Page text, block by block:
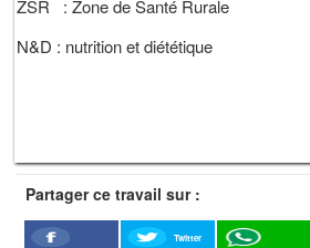
ZSR : Zone de Santé Rurale
N&D : nutrition et diététique
Partager ce travail sur :
Twitter